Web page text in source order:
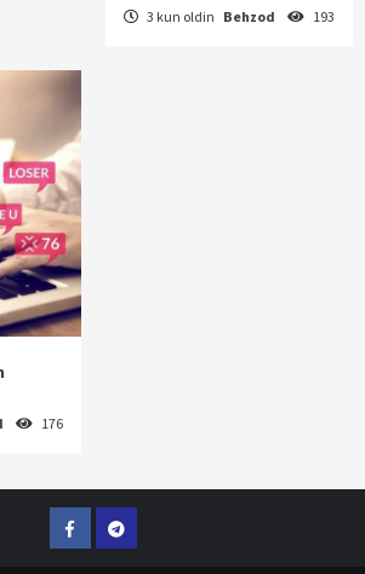
3 kun oldin Behzod 193
176
FacebookTelegram